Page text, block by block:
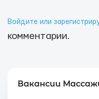
Войдите или
комментарии.
Вакансии